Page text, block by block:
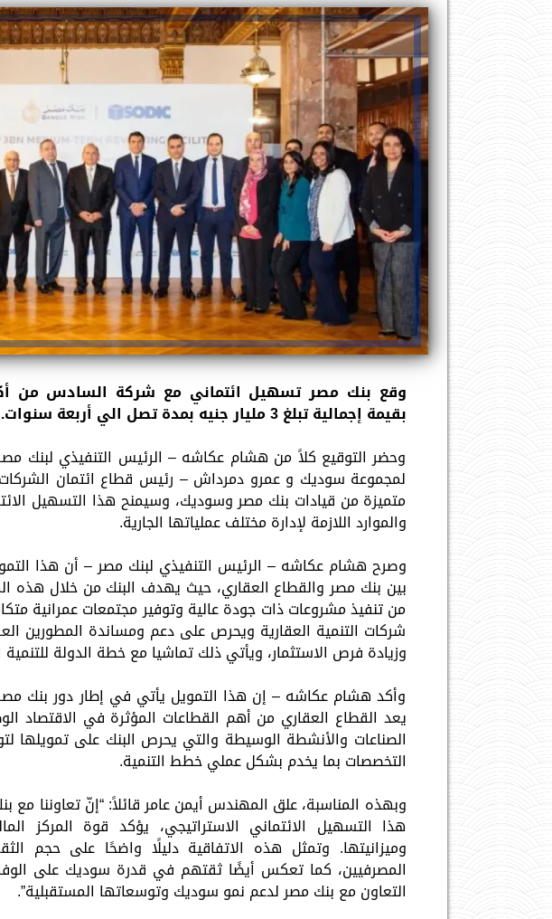
وقع بنك مصر تسهيل ائتماني مع شركة السادس من
بقيمة إجمالية تبلغ 3 مليار جنيه بمدة تصل الي أربعة سنوات.
وحضر التوقيع كلاً من هشام عكاشه – الرئيس التنفيذي لبنك
لمجموعة سوديك و عمرو دمرداش – رئيس قطاع ائتمان
متميزة من قيادات بنك مصر وسوديك، وسيمنح هذا التسهيل
والموارد اللازمة لإدارة مختلف عملياتها الجارية.
وصرح هشام عكاشه – الرئيس التنفيذي لبنك مصر – أن هذا
بين بنك مصر والقطاع العقاري، حيث يهدف البنك من خلال هذه
من تنفيذ مشروعات ذات جودة عالية وتوفير مجتمعات عمرانية
شركات التنمية العقارية ويحرص على دعم ومساندة المطورين
وزيادة فرص الاستثمار، ويأتي ذلك تماشيا مع خطة الدولة للتنمية
وأكد هشام عكاشه – إن هذا التمويل يأتي في إطار دور بنك
يعد القطاع العقاري من أهم القطاعات المؤثرة في الاقتصاد
الصناعات والأنشطة الوسيطة والتي يحرص البنك على تمويلها
التخصصات بما يخدم بشكل عملي خطط التنمية.
وبهذه المناسبة، علق المهندس أيمن عامر قائلاً: “إنّ تعاوننا مع
هذا التسهيل الائتماني الاستراتيجي، يؤكد قوة المركز
وميزانيتها. وتمثل هذه الاتفاقية دليلًا واضحًا على حجم
المصرفيين، كما تعكس أيضًا ثقتهم في قدرة سوديك على الوفاء
التعاون مع بنك مصر لدعم نمو سوديك وتوسعاتها المستقبلية”.